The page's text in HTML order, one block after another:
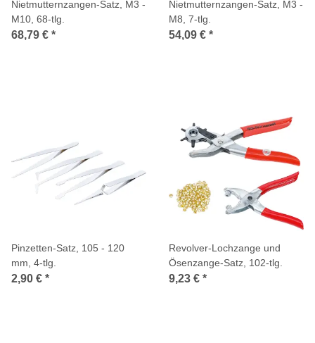
Nietmutternzangen-Satz, M3 -
M10, 68-tlg.
68,79 € *
Nietmutternzangen-Satz, M3 -
M8, 7-tlg.
54,09 € *
Pinzetten-Satz, 105 - 120
mm, 4-tlg.
2,90 € *
Revolver-Lochzange und
Ösenzange-Satz, 102-tlg.
9,23 € *